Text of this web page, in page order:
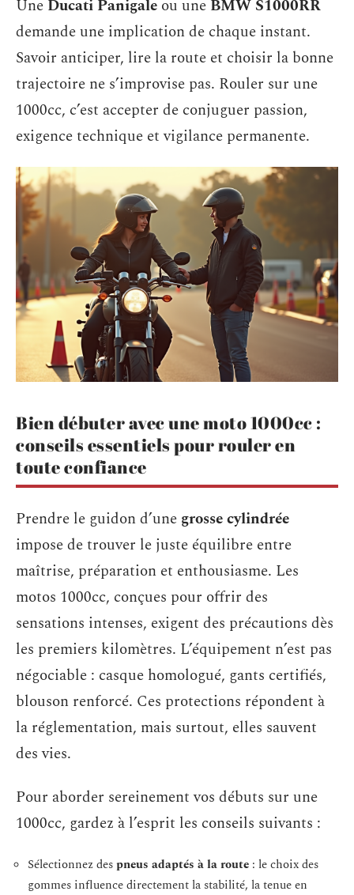
Une Ducati Panigale ou une BMW S1000RR
demande une implication de chaque instant.
Savoir anticiper, lire la route et choisir la bonne
trajectoire ne s’improvise pas. Rouler sur une
1000cc, c’est accepter de conjuguer passion,
exigence technique et vigilance permanente.
Bien débuter avec une moto 1000cc :
conseils essentiels pour rouler en
toute confiance
Prendre le guidon d’une grosse cylindrée
impose de trouver le juste équilibre entre
maîtrise, préparation et enthousiasme. Les
motos 1000cc, conçues pour offrir des
sensations intenses, exigent des précautions dès
les premiers kilomètres. L’équipement n’est pas
négociable : casque homologué, gants certifiés,
blouson renforcé. Ces protections répondent à
la réglementation, mais surtout, elles sauvent
des vies.
Pour aborder sereinement vos débuts sur une
1000cc, gardez à l’esprit les conseils suivants :
Sélectionnez despneus adaptés à la route : le choix des
gommes influence directement la stabilité, la tenue en